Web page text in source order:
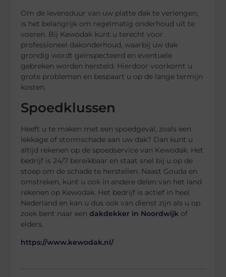
Om de levensduur van uw platte dak te verlengen,
is het belangrijk om regelmatig onderhoud uit te
voeren. Bij Kewodak kunt u terecht voor
professioneel dakonderhoud, waarbij uw dak
grondig wordt geïnspecteerd en eventuele
gebreken worden hersteld. Hierdoor voorkomt u
grote problemen en bespaart u op de lange termijn
kosten.
Spoedklussen
Heeft u te maken met een spoedgeval, zoals een
lekkage of stormschade aan uw dak? Dan kunt u
altijd rekenen op de spoedservice van Kewodak. Het
bedrijf is 24/7 bereikbaar en staat snel bij u op de
stoep om de schade te herstellen. Naast Gouda en
omstreken, kunt u ook in andere delen van het land
rekenen op Kewodak. Het bedrijf is actief in heel
Nederland en kan u dus ook van dienst zijn als u op
zoek bent naar eendakdekker in Noordwijk of
elders.
https://www.kewodak.nl/